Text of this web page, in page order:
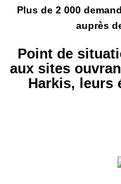
Plus de 2 000
auprès
Point de
aux sites
Harkis, leurs